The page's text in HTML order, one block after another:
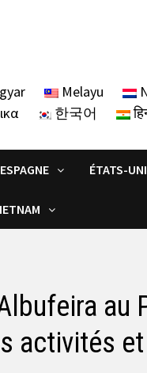
Melayu
한국어
ESPAGNE ÉTATS-
activités